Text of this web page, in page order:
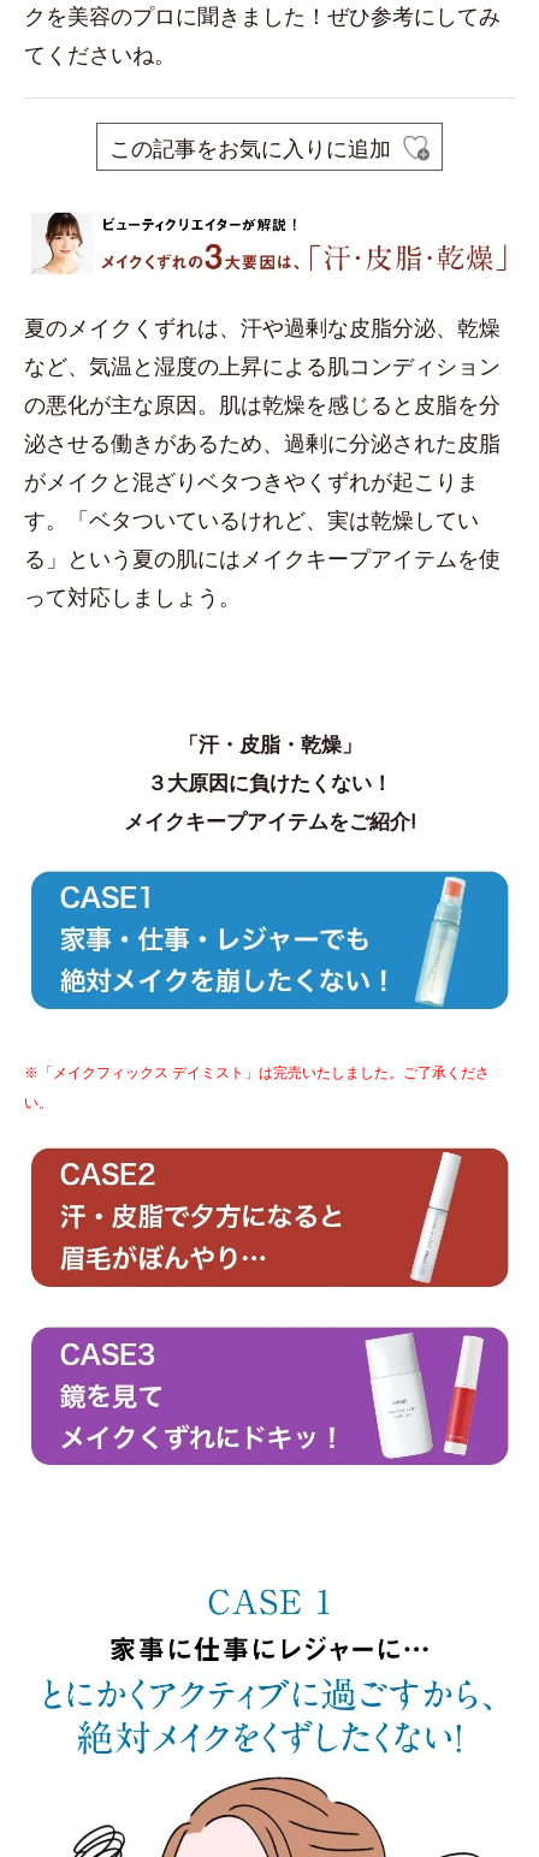
クを美容のプロに聞きました！ぜひ参考にしてみ
てくださいね。
この記事をお気に入りに追加
夏のメイクくずれは、汗や過剰な皮脂分泌、乾燥
など、気温と湿度の上昇による肌コンディション
の悪化が主な原因。肌は乾燥を感じると皮脂を分
泌させる働きがあるため、過剰に分泌された皮脂
がメイクと混ざりベタつきやくずれが起こりま
す。「ベタついているけれど、実は乾燥してい
る」という夏の肌にはメイクキープアイテムを使
って対応しましょう。
「汗・皮脂・乾燥」
３大原因に負けたくない！
メイクキープアイテムをご紹介!
※「メイクフィックス デイミスト」は完売いたしました。ご了承くださ
い。